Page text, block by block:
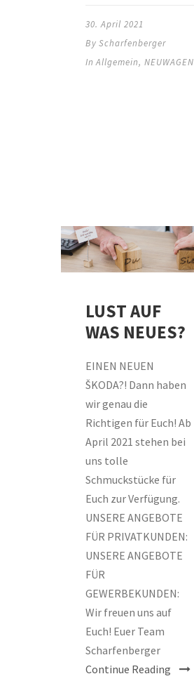
30. April 2021
By Scharfenberger
In Allgemein, NEUWAGEN
LUST AUF
WAS NEUES?
EINEN NEUEN
ŠKODA?! Dann haben
wir genau die
Richtigen für Euch! Ab
April 2021 stehen bei
uns tolle
Schmuckstücke für
Euch zur Verfügung.
UNSERE ANGEBOTE
FÜR PRIVATKUNDEN:
UNSERE ANGEBOTE
FÜR
GEWERBEKUNDEN:
Wir freuen uns auf
Euch! Euer Team
Scharfenberger
Continue Reading